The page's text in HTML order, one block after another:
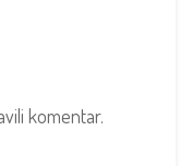
komentar.